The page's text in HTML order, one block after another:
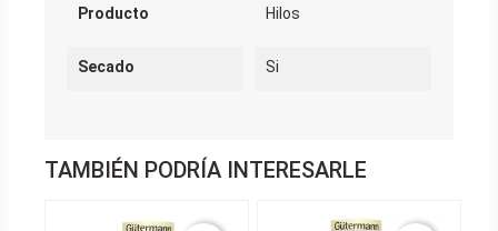
Producto Hilos
Secado Si
TAMBIÉN PODRÍA INTERESARLE